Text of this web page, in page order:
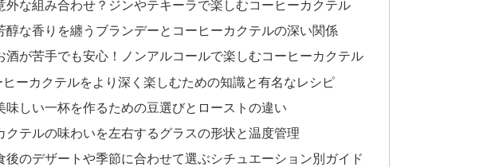
外な組み合わせ？ジンやテキーラで楽しむコーヒーカクテル
醇な香りを纏うブランデーとコーヒーカクテルの深い関係
酒が苦手でも安心！ノンアルコールで楽しむコーヒーカクテル
ヒーカクテルをより深く楽しむための知識と有名なレシピ
味しい一杯を作るための豆選びとローストの違い
クテルの味わいを左右するグラスの形状と温度管理
後のデザートや季節に合わせて選ぶシチュエーション別ガイド